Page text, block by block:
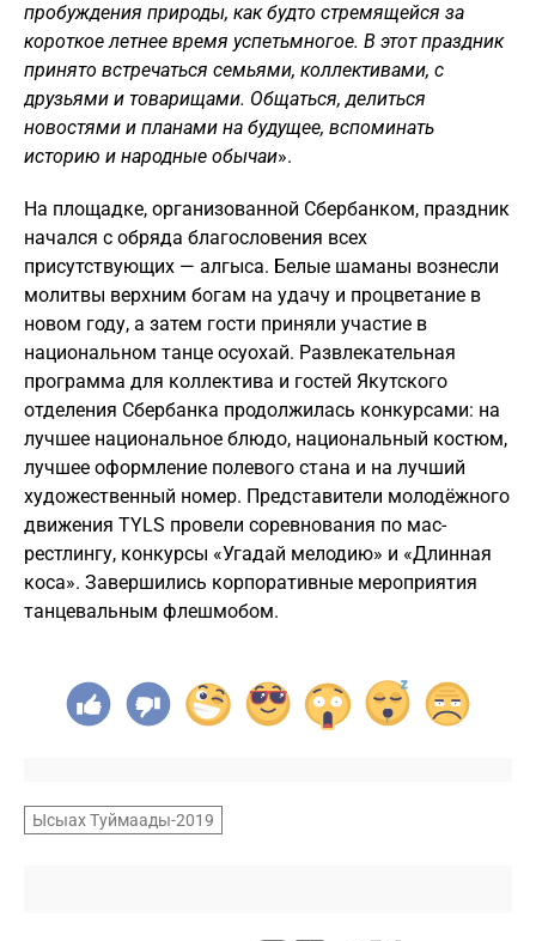
пробуждения природы, как будто стремящейся за
короткое летнее время успетьмногое. В этот праздник
принято встречаться семьями, коллективами, с
друзьями и товарищами. Общаться, делиться
новостями и планами на будущее, вспоминать
историю и народные обычаи».
На площадке, организованной Сбербанком, праздник
начался с обряда благословения всех
присутствующих — алгыса. Белые шаманы вознесли
молитвы верхним богам на удачу и процветание в
новом году, а затем гости приняли участие в
национальном танце осуохай. Развлекательная
программа для коллектива и гостей Якутского
отделения Сбербанка продолжилась конкурсами: на
лучшее национальное блюдо, национальный костюм,
лучшее оформление полевого стана и на лучший
художественный номер. Представители молодёжного
движения TYLS провели соревнования по мас-
рестлингу, конкурсы «Угадай мелодию» и «Длинная
коса». Завершились корпоративные мероприятия
танцевальным флешмобом.
Ысыах Туймаады-2019